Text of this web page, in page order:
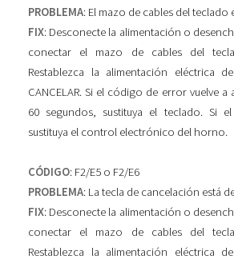
PROBLEMA: El mazo de cables del
FIX: Desconecte la alimentación o
conectar el mazo de cables del
Restablezca la alimentación eléctrica
CANCELAR. Si el código de error vuelve a
60 segundos, sustituya el teclado. Si
sustituya el control electrónico del horno.
CÓDIGO: F2/E5 o F2/E6
PROBLEMA: La tecla de cancelación está
FIX: Desconecte la alimentación o
conectar el mazo de cables del
Restablezca la alimentación eléctrica